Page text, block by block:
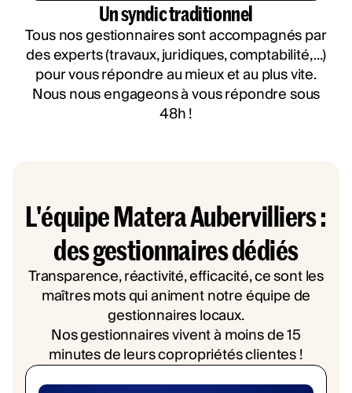
Un syndic traditionnel
Tous nos gestionnaires sont accompagnés par
des experts (travaux, juridiques, comptabilité, ...)
pour vous répondre au mieux et au plus vite.
Nous nous engageons à vous répondre sous
48h !
L'équipe Matera Aubervilliers :
des gestionnaires dédiés
Transparence, réactivité, efficacité, ce sont les
maîtres mots qui animent notre équipe de
gestionnaires locaux.
Nos gestionnaires vivent à moins de 15
minutes de leurs copropriétés clientes !